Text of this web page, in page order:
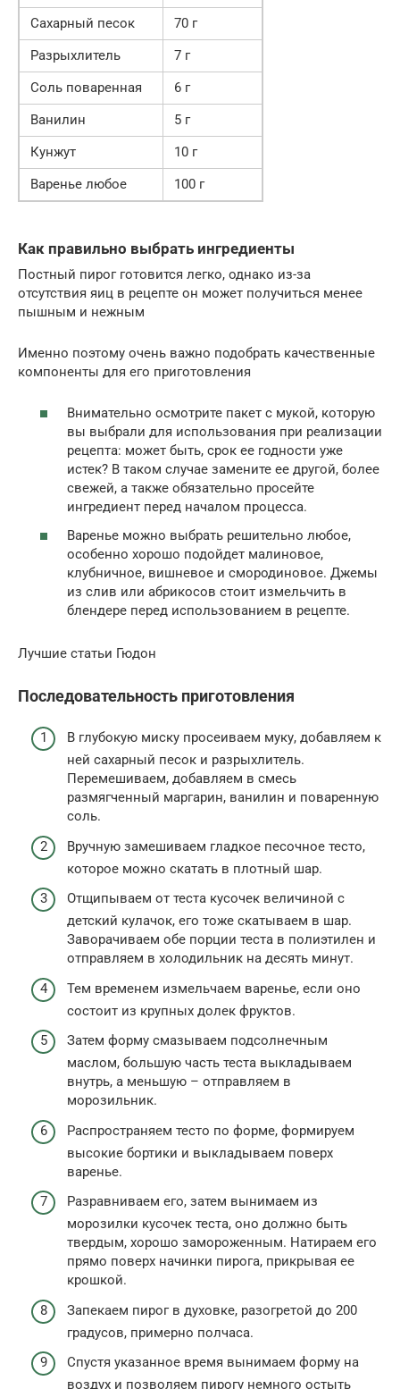
Сахарный песок
70 г
Разрыхлитель
7 г
Соль поваренная
6 г
Ванилин
5 г
Кунжут
10 г
Варенье любое
100 г
Как правильно выбрать ингредиенты
Постный пирог готовится легко, однако из-за
отсутствия яиц в рецепте он может получиться менее
пышным и нежным
Именно поэтому очень важно подобрать качественные
компоненты для его приготовления
Внимательно осмотрите пакет с мукой, которую
вы выбрали для использования при реализации
рецепта: может быть, срок ее годности уже
истек? В таком случае замените ее другой, более
свежей, а также обязательно просейте
ингредиент перед началом процесса.
Варенье можно выбрать решительно любое,
особенно хорошо подойдет малиновое,
клубничное, вишневое и смородиновое. Джемы
из слив или абрикосов стоит измельчить в
блендере перед использованием в рецепте.
Лучшие статьи Гюдон
Последовательность приготовления
В глубокую миску просеиваем муку, добавляем к
ней сахарный песок и разрыхлитель.
Перемешиваем, добавляем в смесь
размягченный маргарин, ванилин и поваренную
соль.
Вручную замешиваем гладкое песочное тесто,
которое можно скатать в плотный шар.
Отщипываем от теста кусочек величиной с
детский кулачок, его тоже скатываем в шар.
Заворачиваем обе порции теста в полиэтилен и
отправляем в холодильник на десять минут.
Тем временем измельчаем варенье, если оно
состоит из крупных долек фруктов.
Затем форму смазываем подсолнечным
маслом, большую часть теста выкладываем
внутрь, а меньшую – отправляем в
морозильник.
Распространяем тесто по форме, формируем
высокие бортики и выкладываем поверх
варенье.
Разравниваем его, затем вынимаем из
морозилки кусочек теста, оно должно быть
твердым, хорошо замороженным. Натираем его
прямо поверх начинки пирога, прикрывая ее
крошкой.
Запекаем пирог в духовке, разогретой до 200
градусов, примерно полчаса.
Спустя указанное время вынимаем форму на
воздух и позволяем пирогу немного остыть